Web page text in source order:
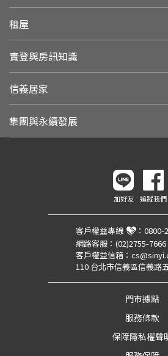
租屋
實登與房訊知識
信義居家
集團與永續發展
加好友 追蹤我們
客戶權益專線 ： 0800-
網路客服： (02)2755-7666
客戶權益信箱：
110 台北市信義區信義路
門市據點
服務條款
保障隱私權聲